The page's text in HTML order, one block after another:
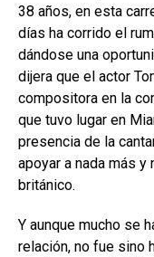
38 años, en esta
días ha corrido el
dándose una
dijera que el actor
compositora en la
que tuvo lugar en
presencia de la
apoyar a nada más
británico.
Y aunque mucho se
relación, no fue sino